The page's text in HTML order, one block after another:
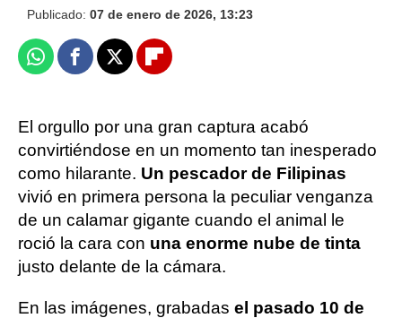
Publicado: 07 de enero de 2026, 13:23
WhatsappFacebook
X Flipboard
El orgullo por una gran captura acabó
convirtiéndose en un momento tan inesperado
como hilarante. Un pescador de Filipinas
vivió en primera persona la peculiar venganza
de un calamar gigante cuando el animal le
roció la cara con una enorme nube de tinta
justo delante de la cámara.
En las imágenes, grabadas el pasado 10 de